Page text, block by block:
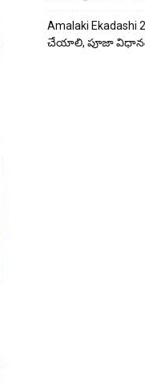
Amalaki
చేయాలి, పూజా